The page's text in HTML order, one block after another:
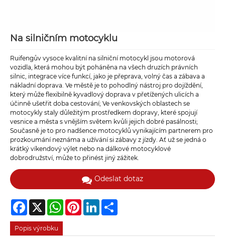
Na silničním motocyklu
Ruifengův vysoce kvalitní na silniční motocykl jsou motorová
vozidla, která mohou být poháněna na všech druzích právních
silnic, integrace více funkcí, jako je přeprava, volný čas a zábava a
nákladní doprava. Ve městě je to pohodlný nástroj pro dojíždění,
který může flexibilně kyvadlový doprava v přetížených ulicích a
účinně ušetřit doba cestování; Ve venkovských oblastech se
motocykly staly důležitým prostředkem dopravy, které spojují
vesnice a města s vnějším světem kvůli jejich dobré pasálnosti;
Současně je to pro nadšence motocyklů vynikajícím partnerem pro
prozkoumání neznáma a užívání si zábavy z jízdy. Ať už se jedná o
krátký víkendový výlet nebo na dálkové motocyklové
dobrodružství, může to přinést jiný zážitek.
Odeslat dotaz
Facebook
X WhatsAppPinterestLinkedIn
Popis výrobku